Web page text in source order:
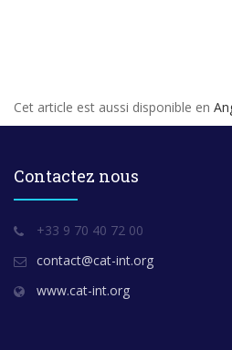
Cet article est aussi disponible en
Contactez nous
+33 9 70 40 72 00
contact@cat-int.org
www.cat-int.org